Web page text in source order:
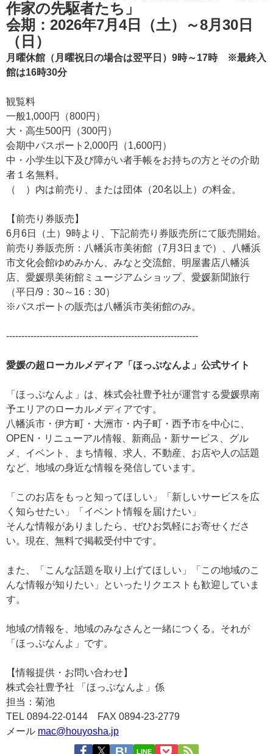
作家の先駆者たち」
会期：2026年7月4日（土）～8月30日
（日）
月曜休館（月曜祝日の場合は翌平日）9時～17時 ※最終入
館は16時30分
観覧料
一般1,000円（800円）
大・高生500円（300円）
会期中パスポート2,000円（1,600円）
中・小学生以下及び障がい者手帳をお持ちの方とその介助
者１名無料。
（ ）内は前売り、または団体（20名以上）の料金。
【前売り券販売】
6月6日（土）9時より、下記前売り券販売所にて販売開始。
前売り券販売所：八幡浜市美術館（7月3日まで）、八幡浜
市文化会館ゆめみかん、みなと交流館、明屋書店八幡浜
店、愛媛県美術館ミュージアムショップ、愛媛新聞旅行
（平日/9：30～16：30）
※パスポートの販売は八幡浜市美術館のみ。
---------------------------------------------------------------
愛媛の超ローカルメディア「ほっぷなんよ」公式サイト
「ほっぷなんよ」は、株式会社豊予社が運営する愛媛県南
予エリアのローカルメディアです。
八幡浜市・伊方町・大洲市・内子町・西予市を中心に、
OPEN・リニューアル情報、新商品・新サービス、 グル
メ、イベント、まち情報、求人、不動産、
お店や人の話題
など、地域の身近な情報を発信しています。
「このお店をもっと知ってほしい」
「新しいサービスを広
く知らせたい」
「イベント情報を届けたい」
そんな情報がありましたら、ぜひお気軽にお寄せくださ
い。 現在、無料で掲載受付中です。
また、 「こんな話題を取り上げてほしい」
「この地域のこ
んな情報が知りたい」
といったリクエストも歓迎していま
す。
地域の情報を、地域のみなさんと一緒につくる。 それが
「ほっぷなんよ」です。
【情報提供・お問い合わせ】
株式会社豊予社 「ほっぷなんよ」係
担当：菊池
TEL 0894-22-0144
FAX 0894-23-2779
メール mac@houyosha.jp
LINE